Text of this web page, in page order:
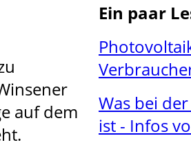
auf dem
Ein paar
Was bei
ist - Infos